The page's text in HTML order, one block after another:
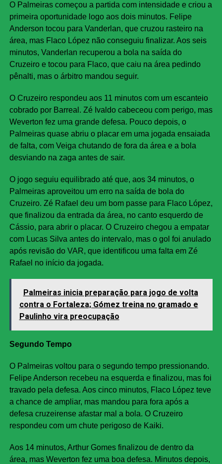
O Palmeiras começou a partida com intensidade e criou a
primeira oportunidade logo aos dois minutos. Felipe
Anderson tocou para Vanderlan, que cruzou rasteiro na
área, mas Flaco López não conseguiu finalizar. Aos seis
minutos, Vanderlan recuperou a bola na saída do
Cruzeiro e tocou para Flaco, que caiu na área pedindo
pênalti, mas o árbitro mandou seguir.
O Cruzeiro respondeu aos 11 minutos com um escanteio
cobrado por Barreal. Zé Ivaldo cabeceou com perigo, mas
Weverton fez uma grande defesa. Pouco depois, o
Palmeiras quase abriu o placar em uma jogada ensaiada
de falta, com Veiga chutando de fora da área e a bola
desviando na zaga antes de sair.
O jogo seguiu equilibrado até que, aos 34 minutos, o
Palmeiras aproveitou um erro na saída de bola do
Cruzeiro. Zé Rafael deu um bom passe para Flaco López,
que finalizou da entrada da área, no canto esquerdo de
Cássio, para abrir o placar. O Cruzeiro chegou a empatar
com Lucas Silva antes do intervalo, mas o gol foi anulado
após revisão do VAR, que identificou uma falta em Zé
Rafael no início da jogada.
Palmeiras inicia preparação para jogo de volta
contra o Fortaleza; Gómez treina no gramado e
Paulinho vira preocupação
Segundo Tempo
O Palmeiras voltou para o segundo tempo pressionando.
Felipe Anderson recebeu na esquerda e finalizou, mas foi
travado pela defesa. Aos cinco minutos, Flaco López teve
a chance de ampliar, mas mandou para fora após a
defesa cruzeirense afastar mal a bola. O Cruzeiro
respondeu com um chute perigoso de Kaiki.
Aos 14 minutos, Arthur Gomes finalizou de dentro da
área, mas Weverton fez uma boa defesa. Minutos depois,